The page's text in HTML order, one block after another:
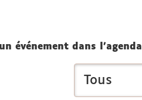
événement dans l'agenda